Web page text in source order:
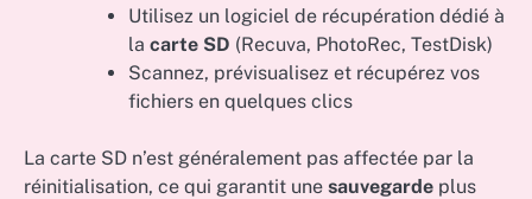
Utilisez un logiciel de récupération dédié à
la carte SD (Recuva, PhotoRec, TestDisk)
Scannez, prévisualisez et récupérez vos
fichiers en quelques clics
La carte SD n’est généralement pas affectée par la
réinitialisation, ce qui garantit une sauvegarde plus